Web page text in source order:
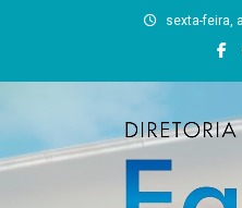
sexta-feira,